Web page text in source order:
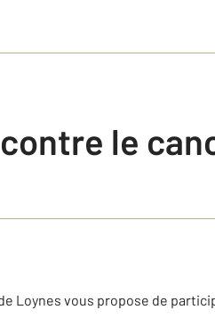
le
Loynes vous propose de